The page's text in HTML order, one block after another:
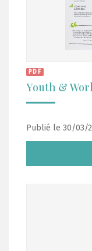
PDF
Youth &
Publié le 30/03/